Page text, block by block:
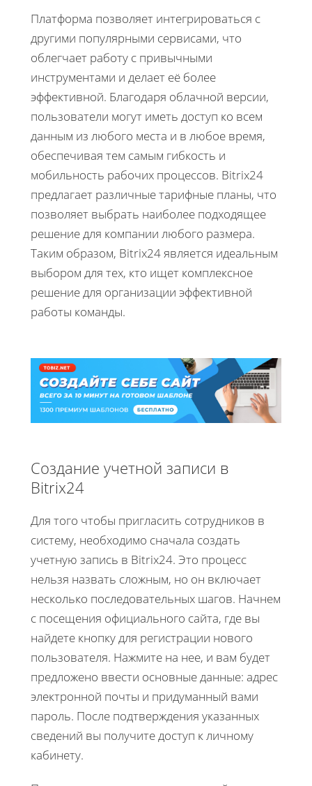
Платформа позволяет интегрироваться с
другими популярными сервисами, что
облегчает работу с привычными
инструментами и делает её более
эффективной. Благодаря облачной версии,
пользователи могут иметь доступ ко всем
данным из любого места и в любое время,
обеспечивая тем самым гибкость и
мобильность рабочих процессов. Bitrix24
предлагает различные тарифные планы, что
позволяет выбрать наиболее подходящее
решение для компании любого размера.
Таким образом, Bitrix24 является идеальным
выбором для тех, кто ищет комплексное
решение для организации эффективной
работы команды.
Создание учетной записи в
Bitrix24
Для того чтобы пригласить сотрудников в
систему, необходимо сначала создать
учетную запись в Bitrix24. Это процесс
нельзя назвать сложным, но он включает
несколько последовательных шагов. Начнем
с посещения официального сайта, где вы
найдете кнопку для регистрации нового
пользователя. Нажмите на нее, и вам будет
предложено ввести основные данные: адрес
электронной почты и придуманный вами
пароль. После подтверждения указанных
сведений вы получите доступ к личному
кабинету.